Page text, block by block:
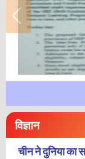
विज्ञान
चीन ने दुनिया